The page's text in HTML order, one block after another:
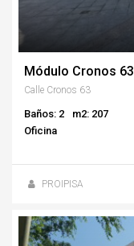
Módulo Cronos 63
Calle Cronos 63
Baños: 2
m2: 207
Oficina
PROIPISA